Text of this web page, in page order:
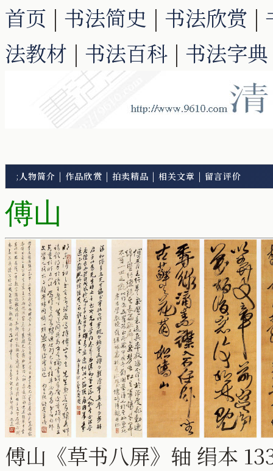
首页 | 书法简史 | 书法欣赏 |
法教材 | 书法百科 | 书法字典
; 人物简介 | 作品欣赏 | 拍卖精品 | 相关文章 | 留言评价
傅山
傅山《草书八屏》轴 绢本